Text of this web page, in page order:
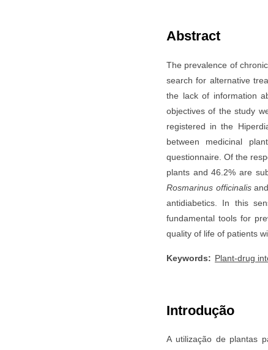
Abstract
The prevalence of
search for alternative
the lack of information
objectives of the study
registered in the
between medicinal
questionnaire. Of the
plants and 46.2% are
Rosmarinus officinalisand
antidiabetics. In this
fundamental tools for
quality of life of patients
Keywords: Plant-drug
Introdução
A utilização de plantas